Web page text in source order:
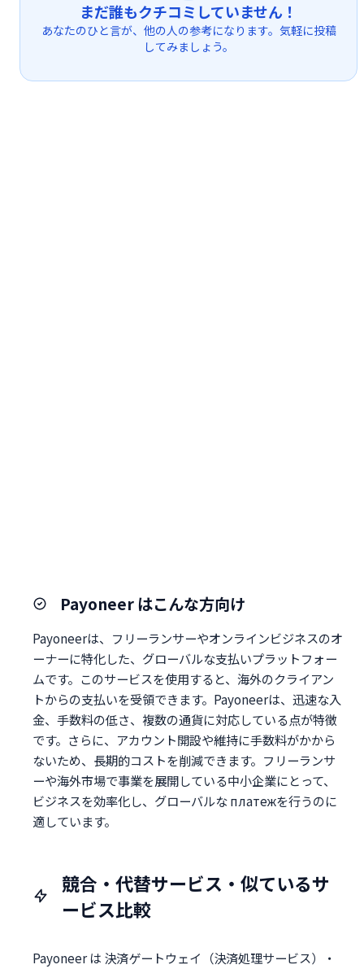
まだ誰もクチコミしていません！
あなたのひと言が、他の人の参考になります。気軽に投稿
してみましょう。
Payoneer はこんな方向け
Payoneerは、フリーランサーやオンラインビジネスのオ
ーナーに特化した、グローバルな支払いプラットフォー
ムです。このサービスを使用すると、海外のクライアン
トからの支払いを受領できます。Payoneerは、迅速な入
金、手数料の低さ、複数の通貨に対応している点が特徴
です。さらに、アカウント開設や維持に手数料がかから
ないため、長期的コストを削減できます。フリーランサ
ーや海外市場で事業を展開している中小企業にとって、
ビジネスを効率化し、グローバルな платежを行うのに
適しています。
競合・代替サービス・似ているサ
ービス比較
Payoneer は 決済ゲートウェイ（決済処理サービス）・